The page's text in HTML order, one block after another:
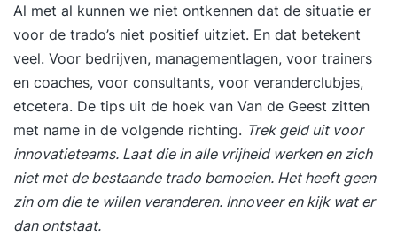
Al met al kunnen we niet ontkennen dat de situatie er
voor de trado’s niet positief uitziet. En dat betekent
veel. Voor bedrijven, managementlagen, voor trainers
en coaches, voor consultants, voor veranderclubjes,
etcetera. De tips uit de hoek van Van de Geest zitten
met name in de volgende richting. Trek geld uit voor
innovatieteams. Laat die in alle vrijheid werken en zich
niet met de bestaande trado bemoeien. Het heeft geen
zin om die te willen veranderen. Innoveer en kijk wat er
dan ontstaat.